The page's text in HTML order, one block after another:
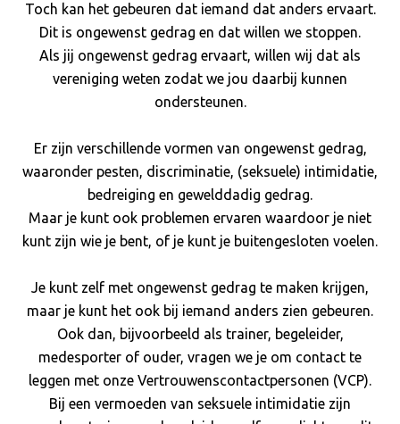
Toch kan het gebeuren dat iemand dat anders ervaart.
Dit is ongewenst gedrag en dat willen we stoppen.
Als jij ongewenst gedrag ervaart, willen wij dat als
vereniging weten zodat we jou daarbij kunnen
ondersteunen.
Er zijn verschillende vormen van ongewenst gedrag,
waaronder pesten, discriminatie, (seksuele) intimidatie,
bedreiging en gewelddadig gedrag.
Maar je kunt ook problemen ervaren waardoor je niet
kunt zijn wie je bent, of je kunt je buitengesloten voelen.
Je kunt zelf met ongewenst gedrag te maken krijgen,
maar je kunt het ook bij iemand anders zien gebeuren.
Ook dan, bijvoorbeeld als trainer, begeleider,
medesporter of ouder, vragen we je om contact te
leggen met onze Vertrouwenscontactpersonen (VCP).
Bij een vermoeden van seksuele intimidatie zijn